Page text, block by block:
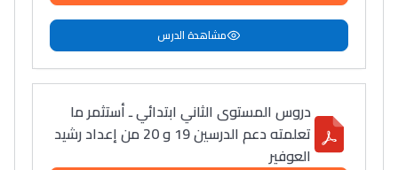
مشاهدة الدرس
دروس المستوى الثاني ابتدائي ـ أستثمر ما
تعلمته دعم الدرسين 19 و 20 من إعداد رشيد
العوفير